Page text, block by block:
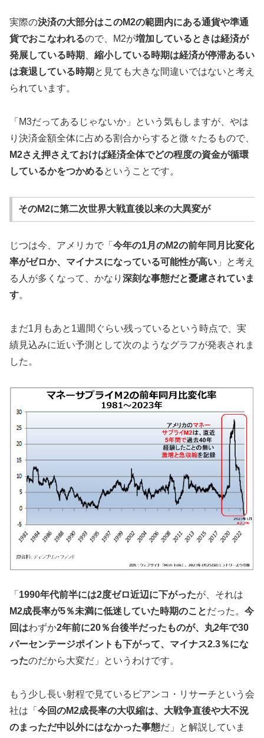
実際の決済の大部分はこのM2の範囲内にある通貨や準通
貨でおこなわれるので、M2が増加しているときは経済が
発展している時期
縮小している時期は経済が停滞あるい
は衰退している時期 と見ても大きな間違いではないと考え
られています。
「M3だってあるじゃないか」という気もしますが、やは
り決済金額全体に占める割合からすると微々たるもので、
M2さえ押さえておけば経済全体でどの程度の資金が循環
しているかをつかめるということです。
そのM2に第二次世界大戦直後以来の大異変が
じつは今、アメリカで「 今年の1月のM2の前年同月比変化
率がゼロか、マイナスになっている可能性が高い 」と考え
る人が多くなって、かなり 深刻な事態だと憂慮されていま
す。
まだ1月もあと1週間ぐらい残っているという時点で、実
績見込みに近い予測として次のようなグラフが発表されま
した。
「 1990年代前半には2度ゼロ近辺に下がったが、それは
M2成長率が5％未満に低迷していた時期のことだった。 今
回はわずか2年前に20％台後半だったものが、丸2年で30
パーセンテージポイントも下がって、マイナス2.3％にな
ったのだから大変だ」というわけです。
もう少し長い射程で見ているビアンコ・リサーチという会
社は「 今回のM2成長率の大収縮は、大戦争直後や大不況
のまっただ中以外にはなかった事態だ」と解説していま